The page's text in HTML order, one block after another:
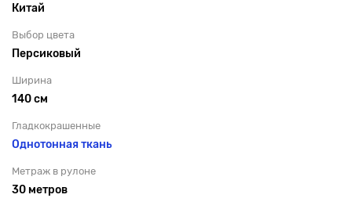
Китай
Выбор цвета
Персиковый
Ширина
140 см
Гладкокрашенные
Однотонная ткань
Метраж в рулоне
30 метров